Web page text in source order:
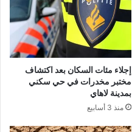
إجلاء مئات السكان بعد اكتشاف
مختبر مخدرات في حي سكني
بمدينة لاهاي
منذ 3 أسابيع